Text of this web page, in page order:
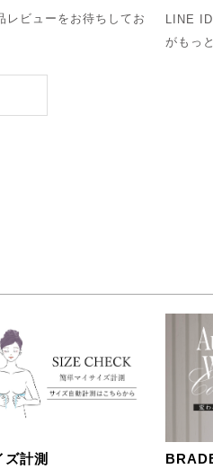
レビューをお待ちしてお
LINE
がもっ
ズ計測